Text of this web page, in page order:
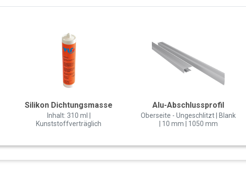
Silikon Dichtungsmasse
Inhalt: 310 ml |
Kunststoffverträglich
Alu-Abschlussprofil
Oberseite - Ungeschlitzt | Blank
| 10 mm | 1050 mm